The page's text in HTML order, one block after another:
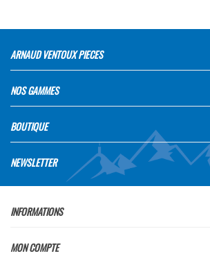
ARNAUD VENTOUX PIECES
NOS GAMMES
BOUTIQUE
NEWSLETTER
INFORMATIONS
MON COMPTE